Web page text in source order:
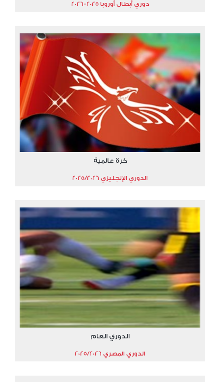
دوري أبطال أوروبا 2025-2026
كرة عالمية
الدوري الإنجليزي 2025/2026
الدوري العام
الدوري المصري 2025/2026